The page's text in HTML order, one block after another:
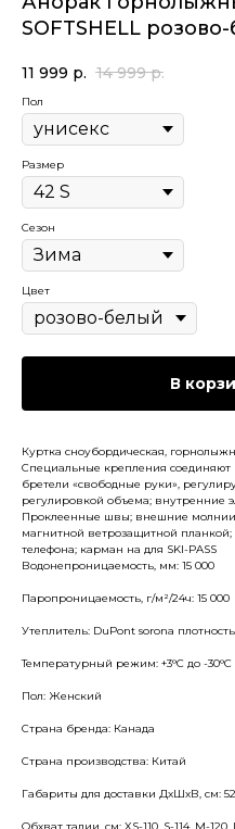
SOFTSHELL
11 999 р. 14 999 р.
Пол
Размер
Сезон
Цвет
В
Куртка сноубордическая,
Специальные крепления
бретели «свободные руки»,
регулировкой объема; внутренние
Проклеенные швы; внешние молнии
магнитной ветрозащитной
телефона; карман на для SKI-PASS
Водонепроницаемость, мм: 15 000
Паропроницаемость, г/м²/24ч: 15 000
Утеплитель: DuPont sorona
Температурный режим: +3°С до -30°С
Пол: Женский
Страна бренда: Канада
Страна производства: Китай
Габариты для доставки ДхШхВ, см: